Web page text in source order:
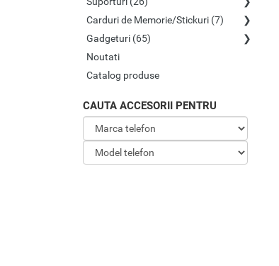
Carduri de Memorie/Stickuri (7)
Gadgeturi (65)
Noutati
Catalog produse
CAUTA ACCESORII PENTRU